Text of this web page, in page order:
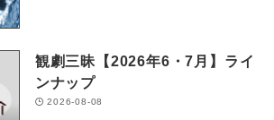
観劇三昧【2026年6・7月】ライ
ンナップ
2026-08-08